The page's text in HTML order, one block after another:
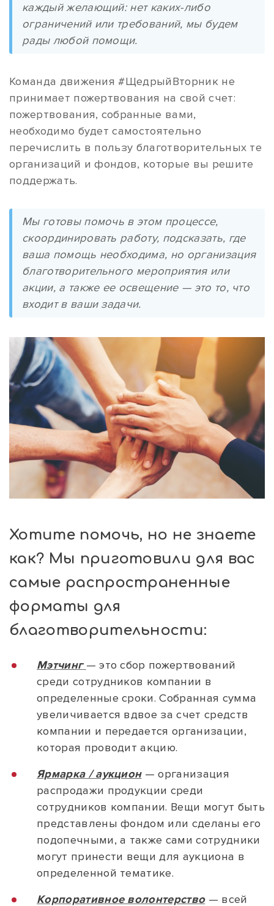
каждый желающий: нет каких-либо
ограничений или требований, мы будем
рады любой помощи.
Команда движения #ЩедрыйВторник не
принимает пожертвования на свой счет:
пожертвования, собранные вами,
необходимо будет самостоятельно
перечислить в пользу благотворительных те
организаций и фондов, которые вы решите
поддержать.
Мы готовы помочь в этом процессе,
скоординировать работу, подсказать, где
ваша помощь необходима, но организация
благотворительного мероприятия или
акции, а также ее освещение — это то, что
входит в ваши задачи.
Хотите помочь, но не знаете
как? Мы приготовили для вас
самые распространенные
форматы для
благотворительности:
Мэтчинг — это сбор пожертвований
среди сотрудников компании в
определенные сроки. Собранная сумма
увеличивается вдвое за счет средств
компании и передается организации,
которая проводит акцию.
Ярмарка / аукцион— организация
распродажи продукции среди
сотрудников компании. Вещи могут быть
представлены фондом или сделаны его
подопечными, а также сами сотрудники
могут принести вещи для аукциона в
определенной тематике.
Корпоративное волонтерство— всей